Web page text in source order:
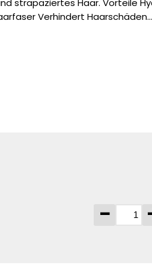
strapaziertes Haar. Vorteile
Verhindert Haarschäden...
-